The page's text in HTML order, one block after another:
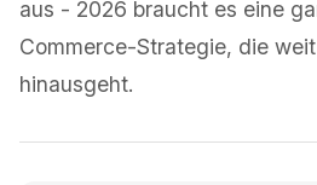
aus - 2026 braucht es eine
Commerce-Strategie, die
hinausgeht.